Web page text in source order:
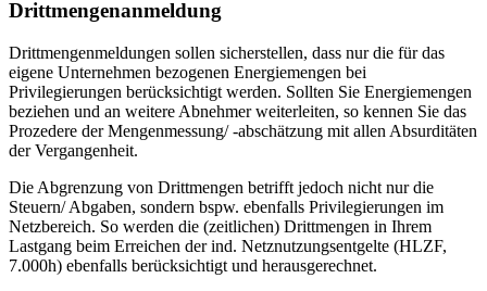
Drittmengenanmeldung
Drittmengenmeldungen sollen sicherstellen, dass nur die für das
eigene Unternehmen bezogenen Energiemengen bei
Privilegierungen berücksichtigt werden. Sollten Sie Energiemengen
beziehen und an weitere Abnehmer weiterleiten, so kennen Sie das
Prozedere der Mengenmessung/ -abschätzung mit allen Absurditäten
der Vergangenheit.
Die Abgrenzung von Drittmengen betrifft jedoch nicht nur die
Steuern/ Abgaben, sondern bspw. ebenfalls Privilegierungen im
Netzbereich. So werden die (zeitlichen) Drittmengen in Ihrem
Lastgang beim Erreichen der ind. Netznutzungsentgelte (HLZF,
7.000h) ebenfalls berücksichtigt und herausgerechnet.